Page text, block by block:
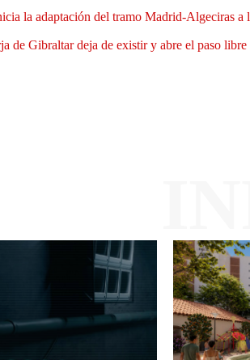
la adaptación del tramo Madrid-Algeciras a
de Gibraltar deja de existir y abre el paso